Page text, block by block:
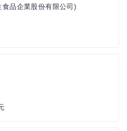
品企業股份有限公司)